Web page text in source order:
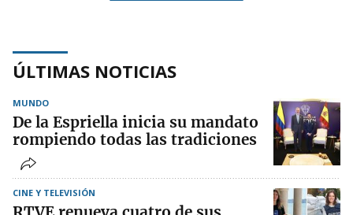
ÚLTIMAS NOTICIAS
MUNDO
De la Espriella inicia su mandato
rompiendo todas las tradiciones
CINE Y TELEVISIÓN